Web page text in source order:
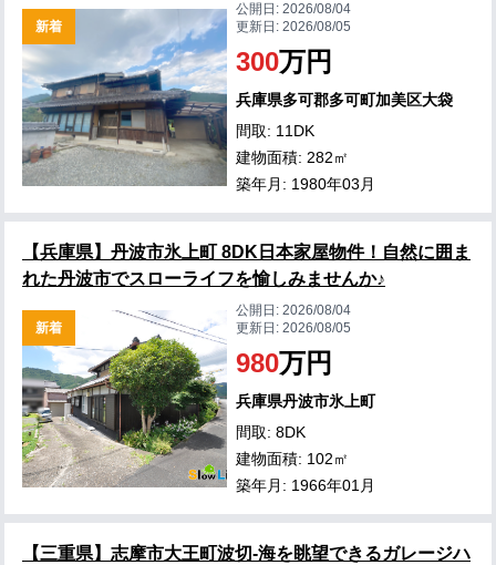
新着
公開日:2026/08/04
更新日:2026/08/05
300万円
兵庫県多可郡多可町加美区大袋
間取: 11DK
建物面積: 282㎡
築年月: 1980年03月
【兵庫県】丹波市氷上町 8DK日本家屋物件！自然に囲ま
れた丹波市でスローライフを愉しみませんか♪
新着
公開日:2026/08/04
更新日:2026/08/05
980万円
兵庫県丹波市氷上町
間取: 8DK
建物面積: 102㎡
築年月: 1966年01月
【三重県】志摩市大王町波切-海を眺望できるガレージハ